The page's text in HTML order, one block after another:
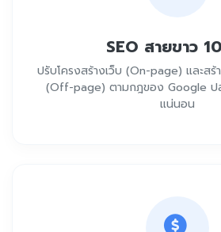
SEO สายขาว
ปรับโครงสร้างเว็บ (On-page) และส
(Off-page) ตามกฎของ Google ป
แน่นอน